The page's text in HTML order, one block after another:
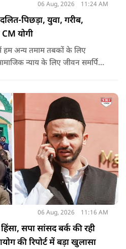
06 Aug, 2026 11:24 AM
पिछड़ा, युवा, गरीब,
CM योगी
हम अन्य तमाम तबकों के लिए
न्याय के लिए जीवन समर्पित
पर छाजन, पार्क, बाउंड्रीवाल के
किया है. यह बजट पास न हो,
की कार्यवाही को बाधित किया और
किया.
06 Aug, 2026 11:16 AM
सपा सांसद बर्क की रही
की रिपोर्ट में बड़ा खुलासा